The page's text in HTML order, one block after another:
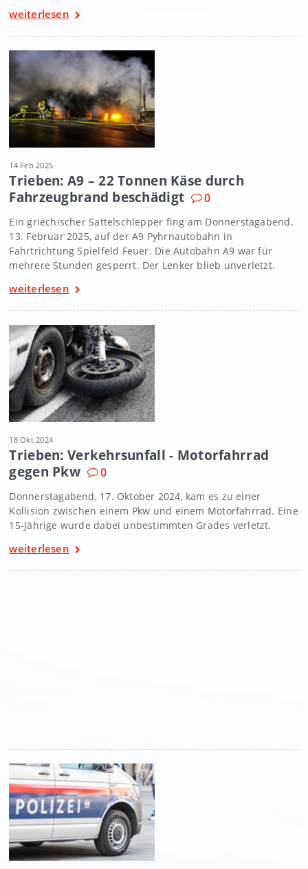
weiterlesen
14 Feb 2025
Trieben: A9 – 22 Tonnen Käse durch
Fahrzeugbrand beschädigt
0
Ein griechischer Sattelschlepper fing am Donnerstagabend,
13. Februar 2025, auf der A9 Pyhrnautobahn in
Fahrtrichtung Spielfeld Feuer. Die Autobahn A9 war für
mehrere Stunden gesperrt. Der Lenker blieb unverletzt.
weiterlesen
18 Okt 2024
Trieben: Verkehrsunfall - Motorfahrrad
gegen Pkw
0
Donnerstagabend, 17. Oktober 2024, kam es zu einer
Kollision zwischen einem Pkw und einem Motorfahrrad. Eine
15-Jährige wurde dabei unbestimmten Grades verletzt.
weiterlesen